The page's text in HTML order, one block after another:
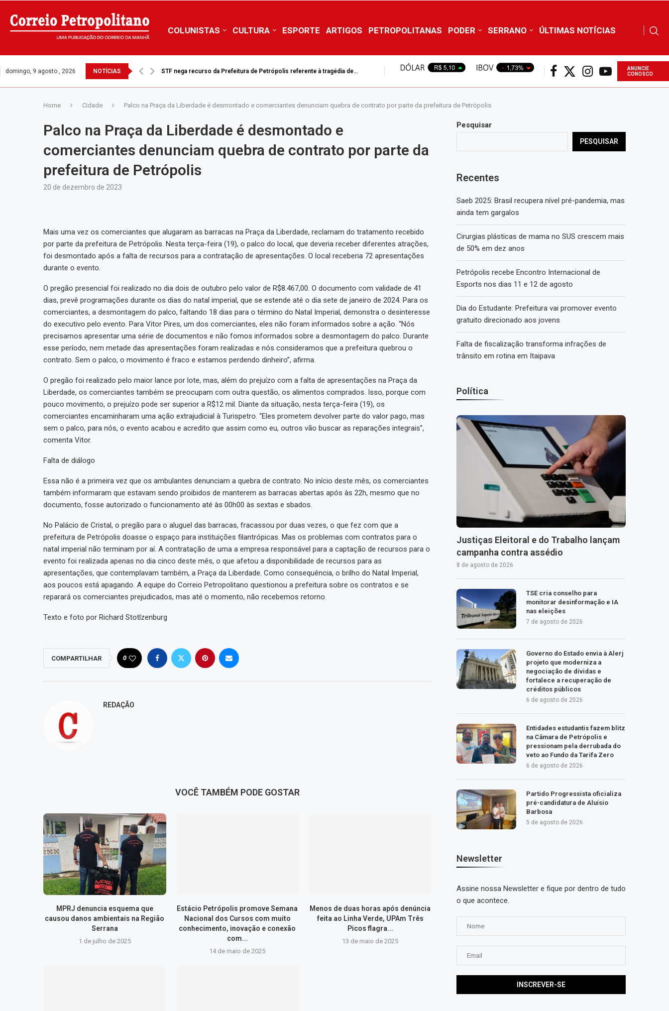
COLUNISTAS CULTURA ESPORTE ARTIGOS PETROPOLITANAS PODER SERRANO ÚLTIMAS NOTÍCIAS
domingo, 9 agosto , 2026 NOTÍCIAS STF nega recurso da Prefeitura de Petrópolis referente à tragédia de...
ANUNCIE
CONOSCO
Home Cidade Palco na Praça da Liberdade é desmontado e comerciantes denunciam quebra de contrato por parte da prefeitura de Petrópolis
Palco na Praça da Liberdade é desmontado e
comerciantes denunciam quebra de contrato por parte da
prefeitura de Petrópolis
20 de dezembro de 2023
Mais uma vez os comerciantes que alugaram as barracas na Praça da Liberdade, reclamam do tratamento recebido
por parte da prefeitura de Petrópolis. Nesta terça-feira (19), o palco do local, que deveria receber diferentes atrações,
foi desmontado após a falta de recursos para a contratação de apresentações. O local receberia 72 apresentações
durante o evento.
O pregão presencial foi realizado no dia dois de outubro pelo valor de R$8.467,00. O documento com validade de 41
dias, prevê programações durante os dias do natal imperial, que se estende até o dia sete de janeiro de 2024. Para os
comerciantes, a desmontagem do palco, faltando 18 dias para o término do Natal Imperial, demonstra o desinteresse
do executivo pelo evento. Para Vitor Pires, um dos comerciantes, eles não foram informados sobre a ação. “Nós
precisamos apresentar uma série de documentos e não fomos informados sobre a desmontagem do palco. Durante
esse período, nem metade das apresentações foram realizadas e nós consideramos que a prefeitura quebrou o
contrato. Sem o palco, o movimento é fraco e estamos perdendo dinheiro”, afirma.
O pregão foi realizado pelo maior lance por lote, mas, além do prejuízo com a falta de apresentações na Praça da
Liberdade, os comerciantes também se preocupam com outra questão, os alimentos comprados. Isso, porque com
pouco movimento, o prejuízo pode ser superior a R$12 mil. Diante da situação, nesta terça-feira (19), os
comerciantes encaminharam uma ação extrajudicial à Turispetro. “Eles prometem devolver parte do valor pago, mas
sem o palco, para nós, o evento acabou e acredito que assim como eu, outros vão buscar as reparações integrais”,
comenta Vitor.
Falta de diálogo
Essa não é a primeira vez que os ambulantes denunciam a quebra de contrato. No início deste mês, os comerciantes
também informaram que estavam sendo proibidos de manterem as barracas abertas após às 22h, mesmo que no
documento, fosse autorizado o funcionamento até às 00h00 às sextas e sbados.
No Palácio de Cristal, o pregão para o aluguel das barracas, fracassou por duas vezes, o que fez com que a
prefeitura de Petrópolis doasse o espaço para instituições filantrópicas. Mas os problemas com contratos para o
natal imperial não terminam por aí. A contratação de uma a empresa responsável para a captação de recursos para o
evento foi realizada apenas no dia cinco deste mês, o que afetou a disponibilidade de recursos para as
apresentações, que contemplavam também, a Praça da Liberdade. Como consequência, o brilho do Natal Imperial,
aos poucos está apagando. A equipe do Correio Petropolitano questionou a prefeitura sobre os contratos e se
reparará os comerciantes prejudicados, mas até o momento, não recebemos retorno.
Texto e foto por Richard Stotlzenburg
COMPARTILHAR 0
REDAÇÃO
VOCÊ TAMBÉM PODE GOSTAR
MPRJ denuncia esquema que
causou danos ambientais na Região
Serrana
1 de julho de 2025
Estácio Petrópolis promove Semana
Nacional dos Cursos com muito
conhecimento, inovação e conexão
com...
14 de maio de 2025
Menos de duas horas após denúncia
feita ao Linha Verde, UPAm Três
Picos flagra...
13 de maio de 2025
Pesquisar
PESQUISAR
Recentes
Saeb 2025: Brasil recupera nível pré-pandemia, mas
ainda tem gargalos
Cirurgias plásticas de mama no SUS crescem mais
de 50% em dez anos
Petrópolis recebe Encontro Internacional de
Esports nos dias 11 e 12 de agosto
Dia do Estudante: Prefeitura vai promover evento
gratuito direcionado aos jovens
Falta de fiscalização transforma infrações de
trânsito em rotina em Itaipava
Política
Justiças Eleitoral e do Trabalho lançam
campanha contra assédio
8 de agosto de 2026
TSE cria conselho para
monitorar desinformação e IA
nas eleições
7 de agosto de 2026
Governo do Estado envia à Alerj
projeto que moderniza a
negociação de dívidas e
fortalece a recuperação de
créditos públicos
6 de agosto de 2026
Entidades estudantis fazem blitz
na Câmara de Petrópolis e
pressionam pela derrubada do
veto ao Fundo da Tarifa Zero
6 de agosto de 2026
Partido Progressista oficializa
pré-candidatura de Aluísio
Barbosa
5 de agosto de 2026
Newsletter
Assine nossa Newsletter e fique por dentro de tudo
o que acontece.